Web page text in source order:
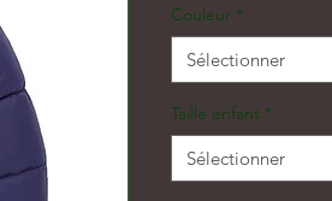
Couleur *
Sélectionner
Taille enfant *
Sélectionner